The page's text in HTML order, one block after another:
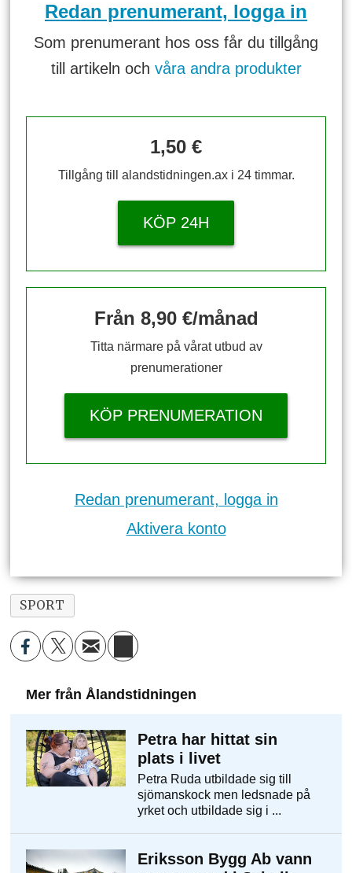
Redan prenumerant, logga in
Som prenumerant hos oss får du tillgång
till artikeln och våra andra produkter
1,50 €
Tillgång till alandstidningen.ax i 24 timmar.
KÖP 24H
Från 8,90 €/månad
Titta närmare på vårat utbud av
prenumerationer
KÖP PRENUMERATION
Redan prenumerant, logga in
Aktivera konto
SPORT